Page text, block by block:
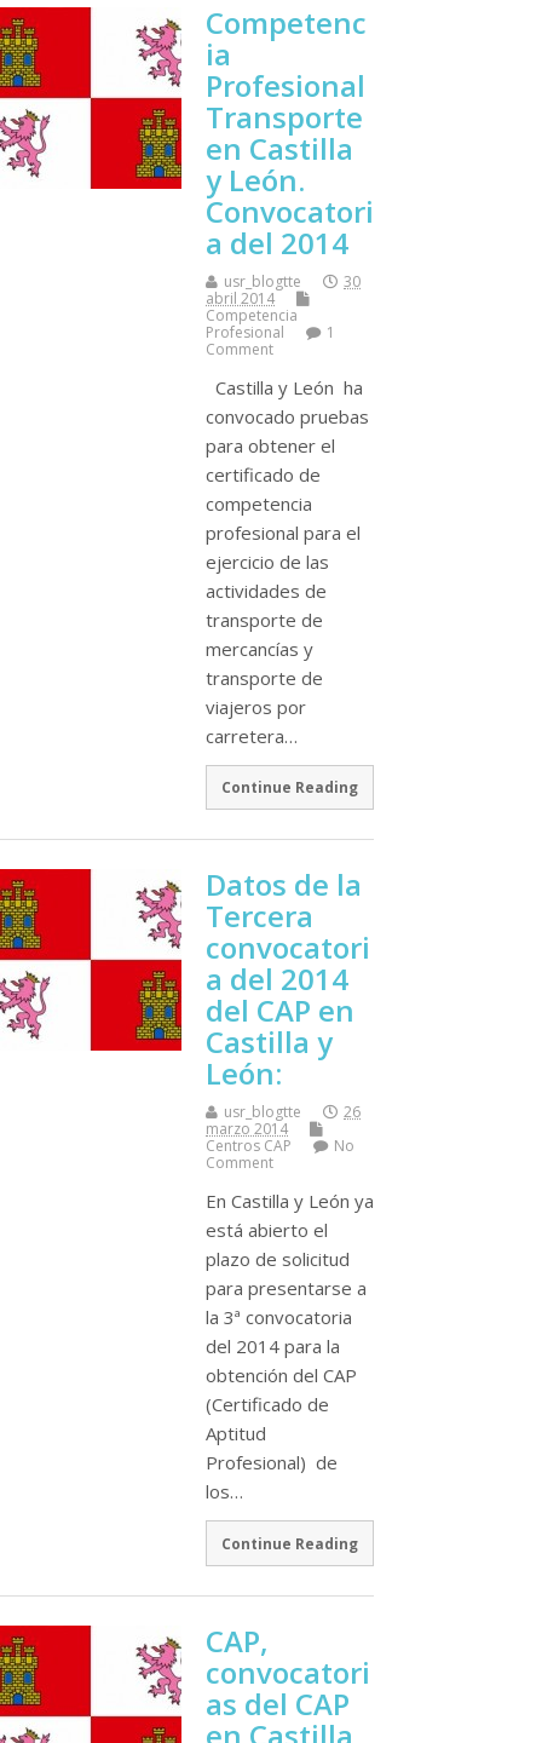
Competenc
ia
Profesional
Transporte
en Castilla
y León.
Convocatori
a del 2014
usr_blogtte
30
abril 2014
Competencia
Profesional
1
Comment
Castilla y León ha
convocado pruebas
para obtener el
certificado de
competencia
profesional para el
ejercicio de las
actividades de
transporte de
mercancí­as y
transporte de
viajeros por
carretera…
Continue Reading
Datos de la
Tercera
convocatori
a del 2014
del CAP en
Castilla y
León:
usr_blogtte
26
marzo 2014
Centros CAP
No
Comment
En Castilla y León ya
está abierto el
plazo de solicitud
para presentarse a
la 3ª convocatoria
del 2014 para la
obtención del CAP
(Certificado de
Aptitud
Profesional) de
los…
Continue Reading
CAP,
convocatori
as del CAP